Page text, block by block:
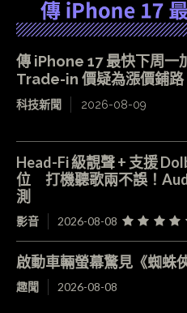
傳 iPhone 17 最快下周
Trade-in 價疑為漲價鋪路
科技新聞 2026-08-09
Head-Fi 級靚聲 + 支援
位 打機聽歌兩不誤！
測
影音 2026-08-08
啟動車輛螢幕驚見《蜘蛛
趣聞 2026-08-08